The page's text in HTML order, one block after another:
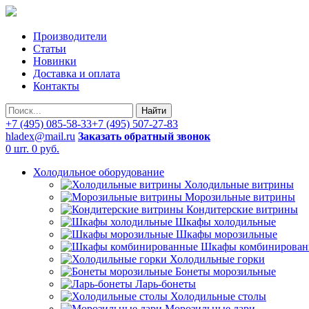
Производители
Статьи
Новинки
Доставка и оплата
Контакты
Найти
+7 (495) 085-58-33+7 (495) 507-27-83
hladex@mail.ru Заказать обратный звонок
0 шт. 0 руб.
Холодильное оборудование
Холодильные витрины
Морозильные витрины
Кондитерские витрины
Шкафы холодильные
Шкафы морозильные
Шкафы
Холодильные горки
Бонеты морозильные
Ларь-бонеты
Холодильные столы